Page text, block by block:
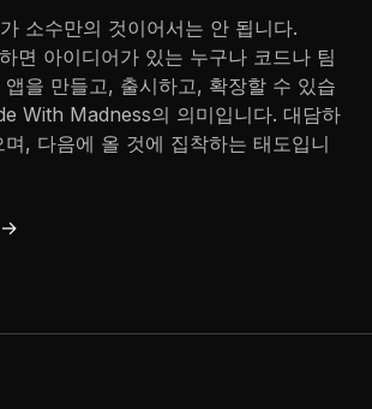
소수만의 것이어서는 안 됩니다.
면 아이디어가 있는 누구나 코드나 팀
을 만들고, 출시하고, 확장할 수 있습
With Madness의 의미입니다. 대담하
, 다음에 올 것에 집착하는 태도입니
→